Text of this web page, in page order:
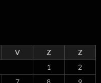
V Z
Z
1
2